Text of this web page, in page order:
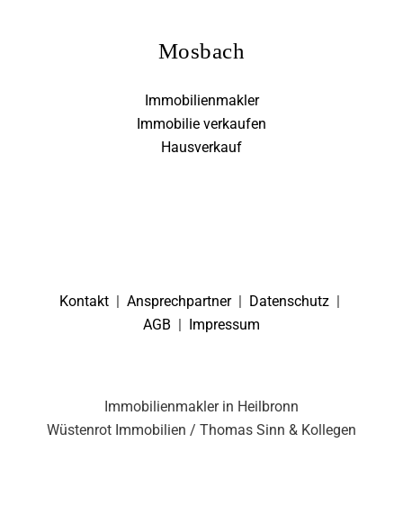
Mosbach
Immobilienmakler
Immobilie verkaufen
Hausverkauf
Kontakt Ansprechpartner| Datenschutz
AGB
Impressum
Immobilienmakler in Heilbronn
Wüstenrot Immobilien / Thomas Sinn & Kollegen